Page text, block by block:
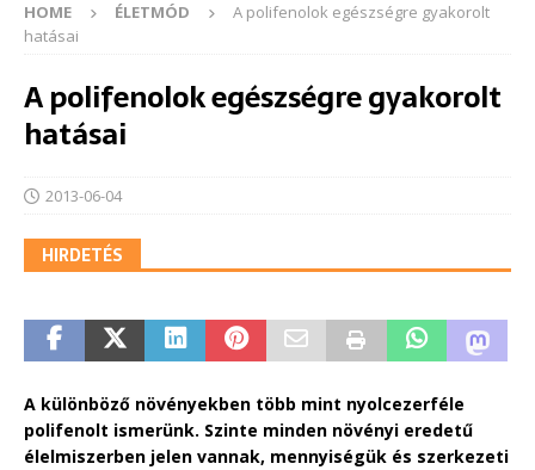
HOME ÉLETMÓD
A polifenolok egészségre gyakorolt
hatásai
A polifenolok egészségre gyakorolt
hatásai
2013-06-04
HIRDETÉS
A különböző növényekben több mint nyolcezerféle
polifenolt ismerünk. Szinte minden növényi eredetű
élelmiszerben jelen vannak, mennyiségük és szerkezeti